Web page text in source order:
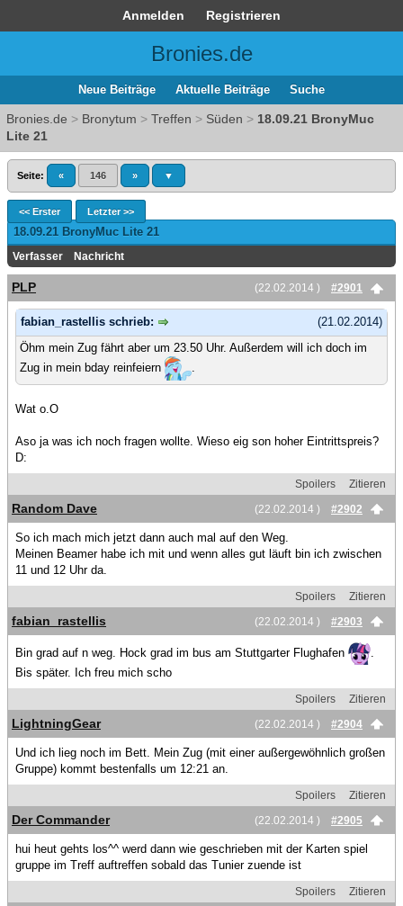
Anmelden Registrieren
Bronies.de
Neue Beiträge Aktuelle Beiträge Suche
Bronies.de > Bronytum > Treffen > Süden > 18.09.21 BronyMuc
Lite 21
Seite: « 146 » ▼
<< Erster Letzter >>
18.09.21 BronyMuc Lite 21
Verfasser Nachricht
(22.02.2014 ) #2901
PLP
(21.02.2014)
fabian_rastellis schrieb:
Öhm mein Zug fährt aber um 23.50 Uhr. Außerdem will ich doch im
Zug in mein bday reinfeiern
Wat o.O
Aso ja was ich noch fragen wollte. Wieso eig son hoher Eintrittspreis?
D:
Spoilers
Zitieren
(22.02.2014 )
#2902
Random Dave
So ich mach mich jetzt dann auch mal auf den Weg.
Meinen Beamer habe ich mit und wenn alles gut läuft bin ich zwischen
11 und 12 Uhr da.
Spoilers
Zitieren
(22.02.2014 )
#2903
fabian_rastellis
Bin grad auf n weg. Hock grad im bus am Stuttgarter Flughafen
Bis später. Ich freu mich scho
Spoilers
Zitieren
(22.02.2014 )
#2904
LightningGear
Und ich lieg noch im Bett. Mein Zug (mit einer außergewöhnlich großen
Gruppe) kommt bestenfalls um 12:21 an.
Spoilers
Zitieren
(22.02.2014 )
#2905
Der Commander
hui heut gehts los^^ werd dann wie geschrieben mit der Karten spiel
gruppe im Treff auftreffen sobald das Tunier zuende ist
Spoilers
Zitieren